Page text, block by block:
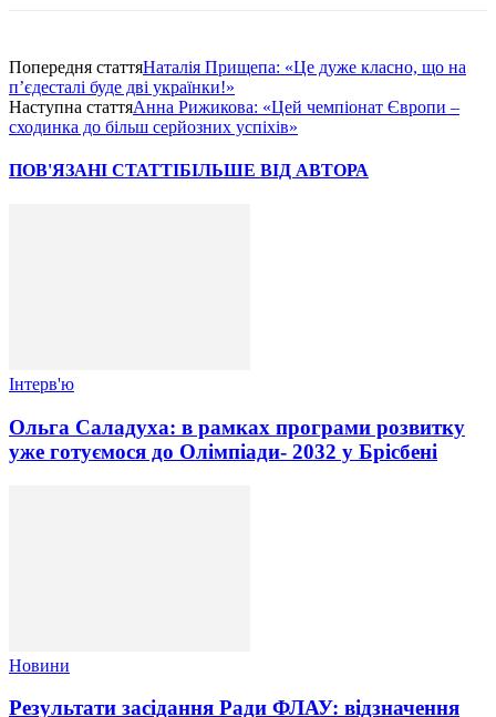
Попередня статтяНаталія Прищепа: «Це дуже класно, що на
п’єдесталі буде дві українки!»
Наступна статтяАнна Рижикова: «Цей чемпіонат Європи –
сходинка до більш серйозних успіхів»
ПОВ'ЯЗАНІ СТАТТІБІЛЬШЕ ВІД АВТОРА
Інтерв'ю
Ольга Саладуха: в рамках програми розвитку
уже готуємося до Олімпіади- 2032 у Брісбені
Новини
Результати засідання Ради ФЛАУ: відзначення